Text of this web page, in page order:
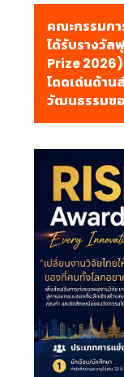
คณะกรรมกา
ได้รับรางวัล
Prize
โดดเด่นด้าน
วัฒนธรรมข